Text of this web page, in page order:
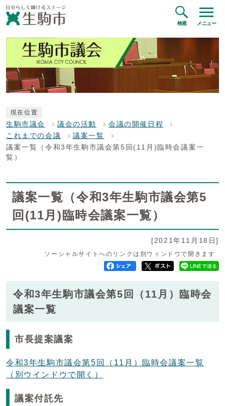
検索 メニュー
現在位置
生駒市議会 議会の活動
会議の開催日程
これまでの会議
議案一覧
議案一覧（令和3年生駒市議会第5回(11月)臨時会議案一
覧）
議案一覧（令和3年生駒市議会第5
回(11月)臨時会議案一覧）
[2021年11月18日]
ソーシャルサイトへのリンクは別ウィンドウで開きます
令和3年生駒市議会第5回（11月）臨時会
議案一覧
市長提案議案
令和3年生駒市議会第5回（11月）臨時会議案一覧
（別ウインドウで開く）
議案付託先